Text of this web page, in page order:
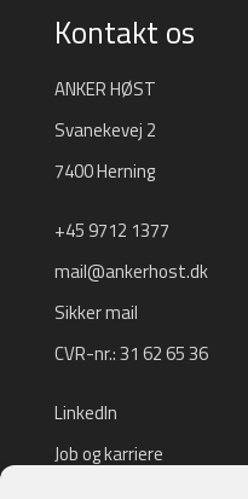
Kontakt os
ANKER HØST
Svanekevej 2
7400 Herning
+45 9712 1377
mail@ankerhost.dk
Sikker mail
CVR-nr.: 31 62 65 36
LinkedIn
Job og karriere